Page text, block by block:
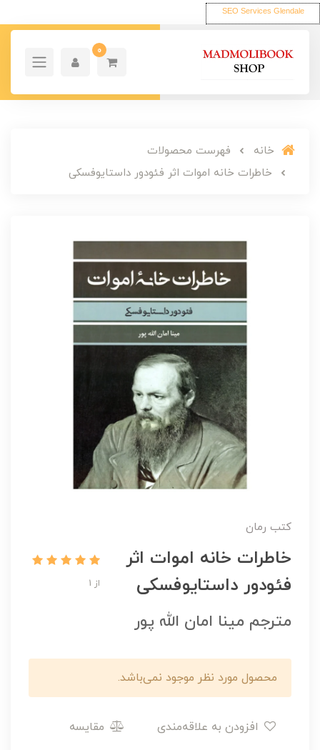
SEO Services Glendale
0
خانه
فهرست محصولات
خاطرات خانه اموات اثر فئودور داستایوفسکی
کتب رمان
خاطرات خانه اموات اثر
فئودور داستایوفسکی
از 1
مترجم مینا امان الله پور
محصول مورد نظر موجود نمی‌باشد.
مقایسه